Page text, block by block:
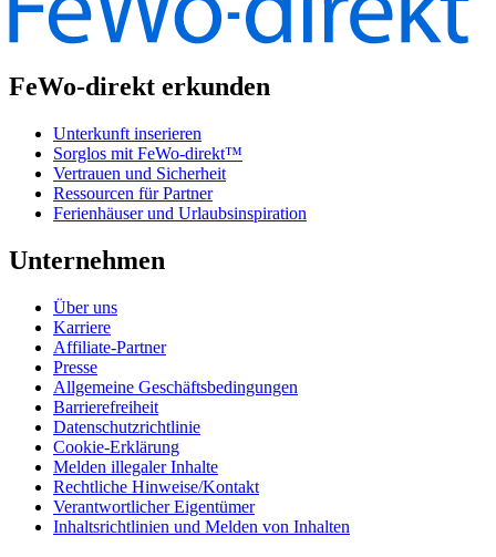
FeWo-direkt erkunden
Unterkunft inserieren
Sorglos mit FeWo-direkt™
Vertrauen und Sicherheit
Ressourcen für Partner
Ferienhäuser und Urlaubsinspiration
Unternehmen
Über uns
Karriere
Affiliate-Partner
Presse
Allgemeine Geschäftsbedingungen
Barrierefreiheit
Datenschutzrichtlinie
Cookie-Erklärung
Melden illegaler Inhalte
Rechtliche Hinweise/Kontakt
Verantwortlicher Eigentümer
Inhaltsrichtlinien und Melden von Inhalten